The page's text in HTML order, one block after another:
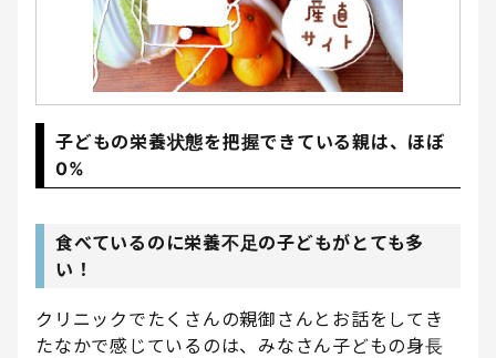
子どもの栄養状態を把握できている親は、ほぼ
0%
食べているのに栄養不足の子どもがとても多
い！
クリニックでたくさんの親御さんとお話をしてき
たなかで感じているのは、みなさん子どもの身長